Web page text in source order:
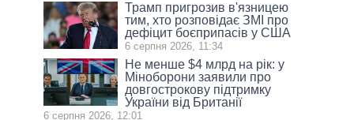
Трамп пригрозив в'язницею
тим, хто розповідає ЗМІ про
дефіцит боєприпасів у США
6 серпня 2026, 11:34
Не менше $4 млрд на рік: у
Міноборони заявили про
довгострокову підтримку
України від Британії
6 серпня 2026, 12:01